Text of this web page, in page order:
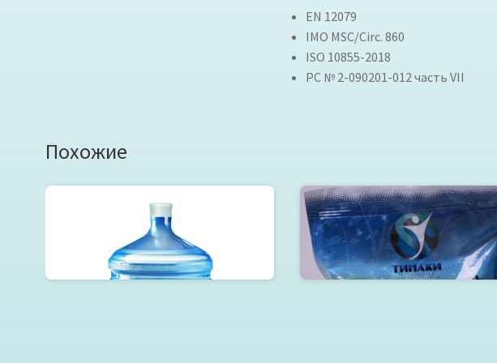
EN 12079
IMO MSC/Circ. 860
ISO 10855-2018
РС № 2-090201-012 часть VII
Похожие
ОАЗИС ЖИЗНИ №5 Селен (19л)
Читать далее
Лечебная грязь «Тинакская»
Читать далее